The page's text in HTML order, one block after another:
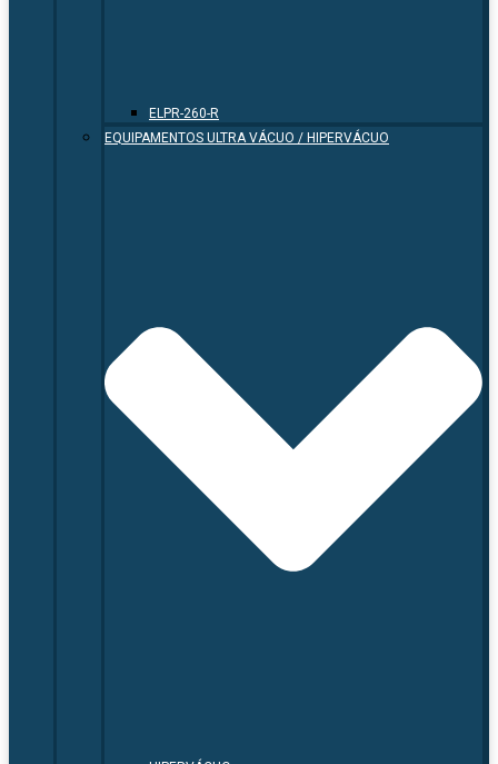
ELPR-260-R
EQUIPAMENTOS ULTRA VÁCUO / HIPERVÁCUO